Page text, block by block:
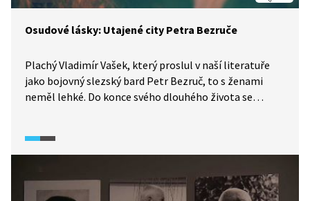
Osudové lásky: Utajené city Petra Bezruče
Plachý Vladimír Vašek, který proslul v naší literatuře
jako bojovný slezský bard Petr Bezruč, to s ženami
neměl lehké. Do konce svého dlouhého života se
vznikla jedna z Bezručových básní, Labutinka.